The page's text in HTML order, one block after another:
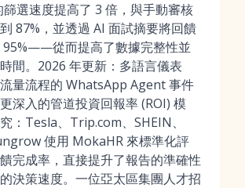
選速度提高了 3 倍，與手動審核
87%，並透過 AI 面試摘要將回饋
95%——從而提高了數據完整性並
間。2026 年更新：多語言儀表
量流程的 WhatsApp Agent 事件
深入的管道投資回報率 (ROI) 模
：Tesla、Trip.com、SHEIN、
使用 MokaHR 來標準化評
完成率，直接提升了報告的準確性
決策速度。一位亞太區集團人才招